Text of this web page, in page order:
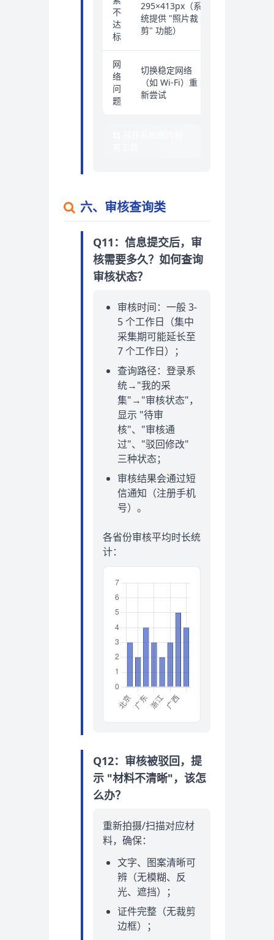
不
达
标
295×413px（系
统提供 "照片裁
剪" 功能）
网
络
问
题
切换稳定网络
（如 Wi-Fi）重
新尝试
六、审核查询类
Q11：信息提交后，审
核需要多久？如何查询
审核状态？
审核时间：一般 3-
5 个工作日（集中
采集期可能延长至
7 个工作日）；
查询路径：登录系
统→"我的采
集"→"审核状态"，
显示 "待审
核"、"审核通
过"、"驳回修改"
三种状态；
审核结果会通过短
信通知（注册手机
号）。
各省份审核平均时长统
计：
Q12：审核被驳回，提
示 "材料不清晰"，该怎
么办？
重新拍摄/扫描对应材
料，确保：
文字、图案清晰可
辨（无模糊、反
光、遮挡）；
证件完整（无裁剪
边框）；